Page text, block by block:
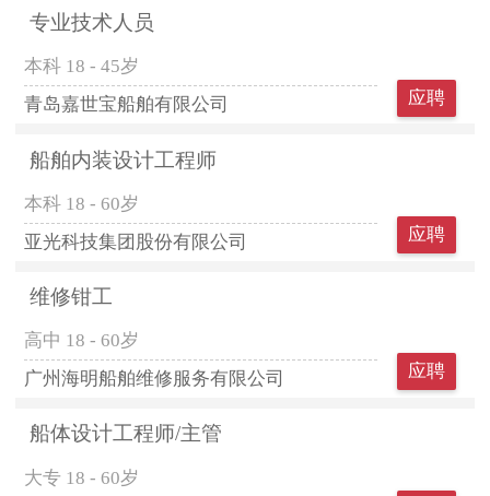
专业技术人员
本科 18 - 45岁
青岛嘉世宝船舶有限公司
应聘
船舶内装设计工程师
本科 18 - 60岁
亚光科技集团股份有限公司
应聘
维修钳工
高中 18 - 60岁
广州海明船舶维修服务有限公司
应聘
船体设计工程师/主管
大专 18 - 60岁